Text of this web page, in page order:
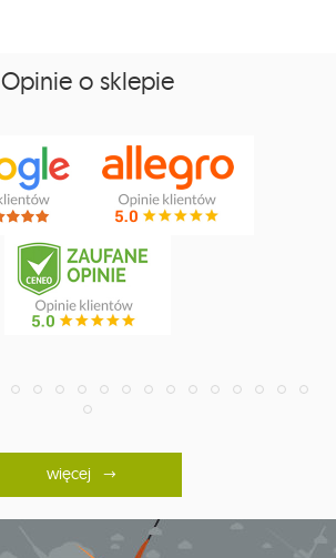
Opinie o sklepie
więcej